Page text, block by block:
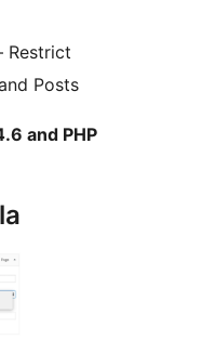
Restrict
Posts
and PHP